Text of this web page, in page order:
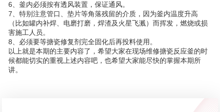
6、釜内必须按有透风装置，保证通风。
7、特别注意管口、垫片等角落残留的介质，因为釜内温度升高
（比如罐内补焊、电磨打磨，焊渣及火星飞溅）而挥发，燃烧或损
害施工人员。
8、必须要等搪瓷修复剂完全固化后再投料使用。
以上就是本期的主要内容了，希望大家在现场维修搪瓷反应釜的时
候都能切实的重视上述内容吧，也希望大家能尽快的掌握本期所
讲。